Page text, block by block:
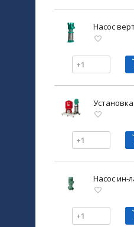
Насос
Установка
Насос ин-